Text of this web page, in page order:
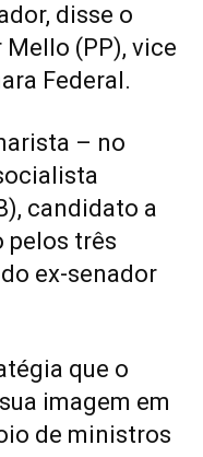
disse o
(PP), vice
Federal.
– no
candidato a
pelos três
ex-senador
que o
imagem em
de ministros